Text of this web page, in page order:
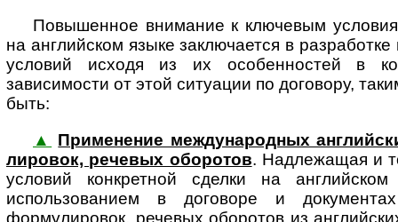
Повышенное внимание к ключевым
на английском языке заключается в
условий исходя из их особенностей в
зависимости от этой ситуации по договору,
быть:
▲
Применение международных
ли­ро­вок, ре­че­вых обо­ро­тов. Над­ле­жа­щая и
условий конкретной сделки на английском
использованием в договоре и